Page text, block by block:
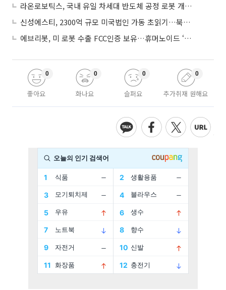
라온로보틱스, 국내 유일 차세대 반도체 공정 로봇 개발 ‘고객사 테스트 진행’
신성에스티, 2300억 규모 미국법인 가동 초읽기…북미 ESS 공략 본격화
에브리봇, 미 로봇 수출 FCC인증 보유…휴머노이드 ‘AI 두뇌’ 탑재 속도
좋아요
0
화나요
0
슬퍼요
0
추가취재 원해요
0